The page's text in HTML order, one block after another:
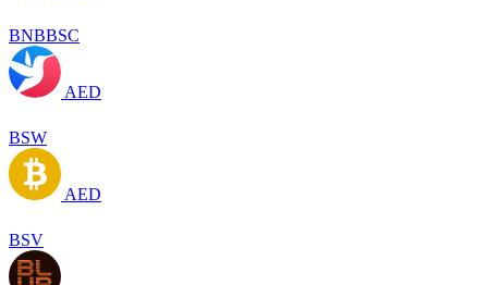
BNBBSC
AED
BSW
AED
BSV